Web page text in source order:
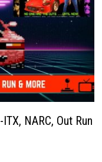
NARC, Out Run